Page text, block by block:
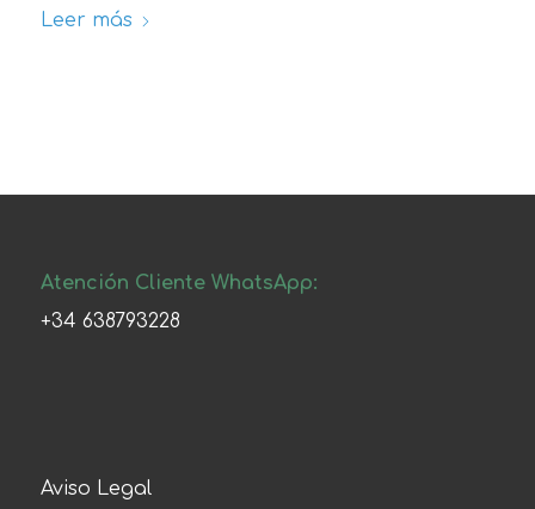
Leer más
Atención Cliente WhatsApp:
+34 638793228
Aviso Legal